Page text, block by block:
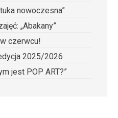
nowoczesna”
„Abakany”
czerwcu!
2025/2026
jest POP ART?”